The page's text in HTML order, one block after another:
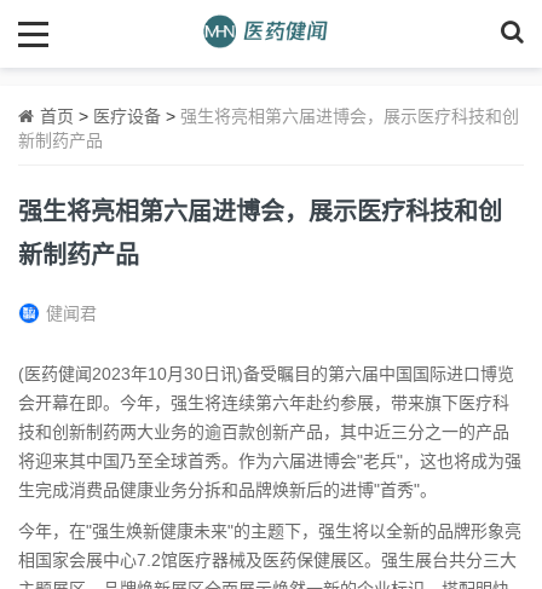
首页 > 医疗设备 > 强生将亮相第六届进博会，展示医疗科技和创
新制药产品
强生将亮相第六届进博会，展示医疗科技和创
新制药产品
健闻君
(医药健闻2023年10月30日讯)备受瞩目的第六届中国国际进口博览
会开幕在即。今年，强生将连续第六年赴约参展，带来旗下医疗科
技和创新制药两大业务的逾百款创新产品，其中近三分之一的产品
将迎来其中国乃至全球首秀。作为六届进博会"老兵"，这也将成为强
生完成消费品健康业务分拆和品牌焕新后的进博"首秀"。
今年，在"强生焕新健康未来"的主题下，强生将以全新的品牌形象亮
相国家会展中心7.2馆医疗器械及医药保健展区。强生展台共分三大